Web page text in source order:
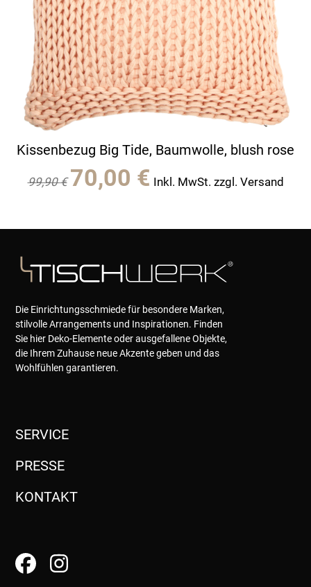
Kissenbezug Big Tide, Baumwolle, blush rose
99,90€
Ursprünglicher
Preis
70,00 € Preis
Inkl. MwSt. zzgl. Versand
Die Einrichtungsschmiede für besondere Marken,
stilvolle Arrangements und Inspirationen. Finden
Sie hier Deko-Elemente oder ausgefallene Objekte,
die Ihrem Zuhause neue Akzente geben und das
Wohlfühlen garantieren.
SERVICE
PRESSE
KONTAKT